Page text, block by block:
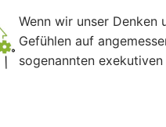
Wenn wir unser Denken
Gefühlen auf
sogenannten exekutiven